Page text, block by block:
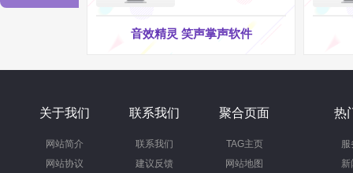
音效精灵 笑声掌声软件
关于我们
网站简介
网站协议
联系我们
联系我们
建议反馈
聚合页面
TAG主页
网站地图
热
服
新